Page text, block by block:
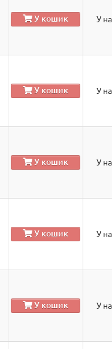
У кошик У
У кошик У
У кошик У
У кошик У
У кошик У